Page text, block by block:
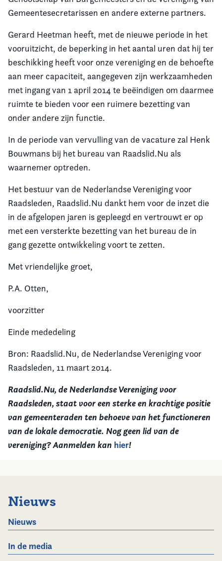
Gemeentesecretarissen en andere externe partners.
Gerard Heetman heeft, met de nieuwe periode in het
vooruitzicht, de beperking in het aantal uren dat hij ter
beschikking heeft voor onze vereniging en de behoefte
aan meer capaciteit, aangegeven zijn werkzaamheden
met ingang van 1 april 2014 te beëindigen om daarmee
ruimte te bieden voor een ruimere bezetting van
onder andere zijn functie.
In de periode van vervulling van de vacature zal Henk
Bouwmans bij het bureau van Raadslid.Nu als
waarnemer optreden.
Het bestuur van de Nederlandse Vereniging voor
Raadsleden, Raadslid.Nu dankt hem voor de inzet die
in de afgelopen jaren is gepleegd en vertrouwt er op
met een versterkte bezetting van het bureau de in
gang gezette ontwikkeling voort te zetten.
Met vriendelijke groet,
P.A. Otten,
voorzitter
Einde mededeling
Bron: Raadslid.Nu, de Nederlandse Vereniging voor
Raadsleden, 11 maart 2014.
Raadslid.Nu, de Nederlandse Vereniging voor
Raadsleden, staat voor een sterke en krachtige positie
van gemeenteraden ten behoeve van het functioneren
van de lokale democratie. Nog geen lid van de
vereniging? Aanmelden kan hier!
Nieuws
Nieuws
In de media